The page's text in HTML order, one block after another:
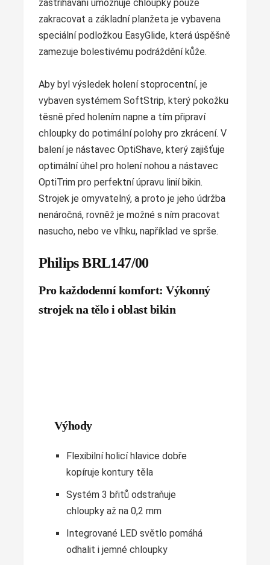
zastřihávání umožňuje chloupky pouze
zakracovat a základní planžeta je vybavena
speciální podložkou EasyGlide, která úspěšně
zamezuje bolestivému podráždění kůže.
Aby byl výsledek holení stoprocentní, je
vybaven systémem SoftStrip, který pokožku
těsně před holením napne a tím připraví
chloupky do potimální polohy pro zkrácení. V
balení je nástavec OptiShave, který zajišťuje
optimální úhel pro holení nohou a nástavec
OptiTrim pro perfektní úpravu linií bikin.
Strojek je omyvatelný, a proto je jeho údržba
nenáročná, rovněž je možné s ním pracovat
nasucho, nebo ve vlhku, například ve sprše.
Philips BRL147/00
Pro každodenní komfort: Výkonný
strojek na tělo i oblast bikin
Výhody
Flexibilní holicí hlavice dobře
kopíruje kontury těla
Systém 3 břitů odstraňuje
chloupky až na 0,2 mm
Integrované LED světlo pomáhá
odhalit i jemné chloupky